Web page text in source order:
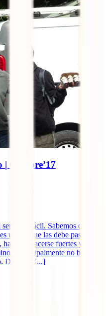
| Octubre’17
nada fácil. Sabemos que la
uno el que las debe pasar. Si
hay que hacerse fuertes y
y principalmente no bajar
Desde el [...]